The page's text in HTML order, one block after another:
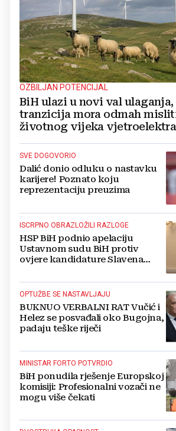
OZBILJAN POTENCIJAL
BiH ulazi u novi val ulaganja,
tranzicija mora odmah
životnog vijeka
SVE DOGOVORIO
Dalić donio odluku o nastavku
karijere! Poznato koju
reprezentaciju preuzima
ISCRPNO OBRAZLOŽILI RAZLOGE
HSP BiH podnio apelaciju
Ustavnom sudu BiH protiv
ovjere kandidature Slavena
OPTUŽBE SE NASTAVLJAJU
BUKNUO VERBALNI RAT Vučić i
Helez se posvađali oko Bugojna,
padaju teške riječi
MINISTAR FORTO POTVRDIO
BiH ponudila rješenje Europskoj
komisiji: Profesionalni vozači ne
mogu više čekati